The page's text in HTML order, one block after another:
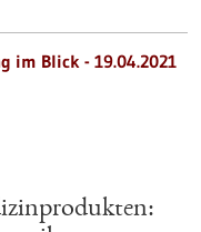
im Blick - 19.04.2021